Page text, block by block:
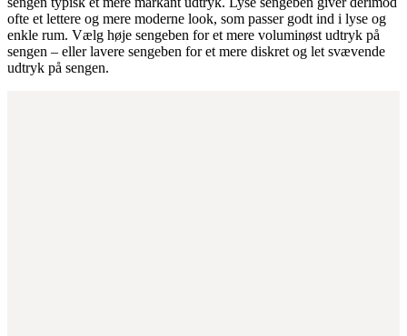
ofte et lettere og mere moderne look, som passer godt ind i lyse og
enkle rum. Vælg høje sengeben for et mere voluminøst udtryk på
sengen – eller lavere sengeben for et mere diskret og let svævende
udtryk på sengen.